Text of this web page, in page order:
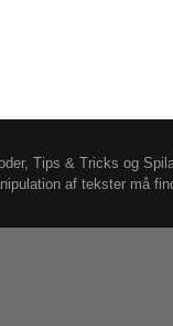
Tips & Tricks og
af tekster må